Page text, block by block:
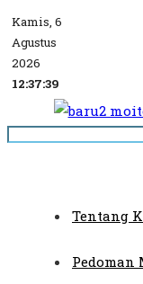
Kamis, 6
Agustus
2026
12:37:39
Tentang
Pedoman